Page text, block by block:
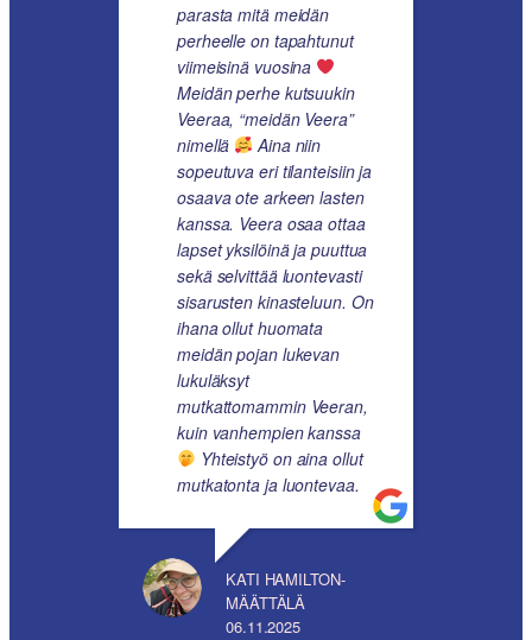
parasta mitä meidän
perheelle on tapahtunut
viimeisinä vuosina
Meidän perhe kutsuukin
Veeraa, “meidän Veera”
nimellä
Aina niin
sopeutuva eri tilanteisiin ja
osaava ote arkeen lasten
kanssa. Veera osaa ottaa
lapset yksilöinä ja puuttua
sekä selvittää luontevasti
sisarusten kinasteluun. On
ihana ollut huomata
meidän pojan lukevan
lukuläksyt
mutkattomammin Veeran,
kuin vanhempien kanssa
Yhteistyö on aina ollut
mutkatonta ja luontevaa.
KATI HAMILTON-
MÄÄTTÄLÄ
06.11.2025